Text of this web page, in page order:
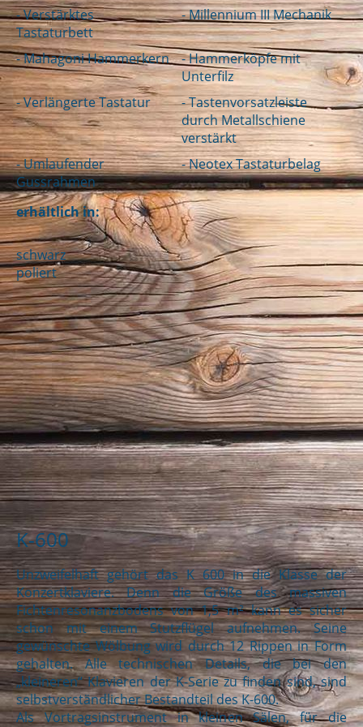
- Verstärktes
Tastaturbett
- Millennium III Mechanik
- Mahagoni Hammerkern
- Hammerköpfe mit
Unterfilz
- Verlängerte Tastatur
- Tastenvorsatzleiste
durch Metallschiene
verstärkt
- Umlaufender
Gussrahmen
- Neotex Tastaturbelag
erhältlich in:
schwarz
poliert
K-600
Unzweifelhaft gehört das K 600 in die Klasse der
Konzertklaviere. Denn die Größe des massiven
Fichtenresonanzbodens von 1,5 m² kann es sicher
schon mit einem Stutzflügel aufnehmen. Seine
gewünschte Wölbung wird durch 12 Rippen in Form
gehalten. Alle technischen Details, die bei den
„kleineren“ Klavieren der K-Serie zu finden sind, sind
selbstverständlicher Bestandteil des K-600.
Als Vortragsinstrument in kleinen Sälen, für die